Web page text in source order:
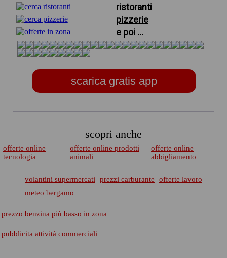
ristoranti
pizzerie
e poi ...
scarica gratis app
scopri anche
offerte online
tecnologia
offerte online prodotti
animali
offerte online
abbigliamento
volantini supermercati prezzi carburante
offerte lavoro
meteo bergamo
prezzo benzina più basso in zona
pubblicita attività commerciali